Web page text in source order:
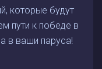
которые будут
пути к победе в
в ваши паруса!